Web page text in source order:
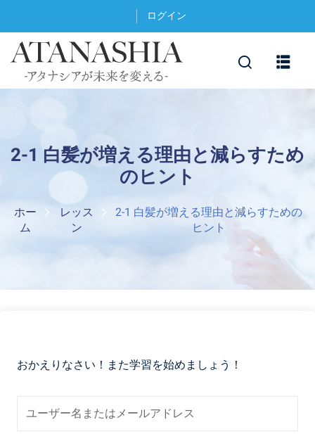
ログイン
2-1 白髪が増える理由と減らすため
のヒント
ホー
ム
レッス
ン
2-1 白髪が増える理由と減らすための
ヒント
おかえりなさい！また学習を始めましょう！